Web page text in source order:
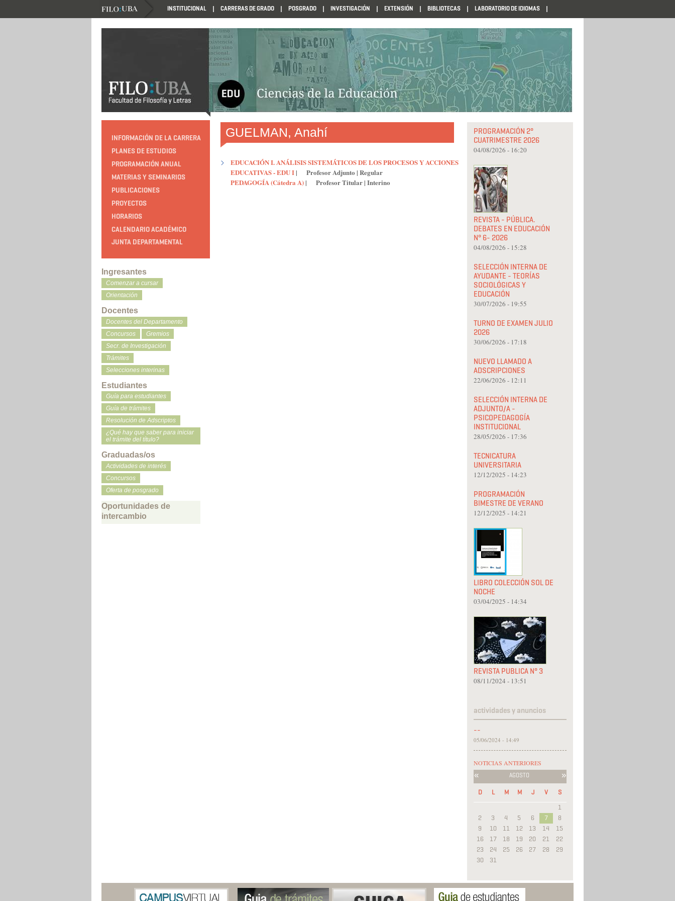
INSTITUCIONAL CARRERAS DE GRADO POSGRADO INVESTIGACIÓN EXTENSIÓN BIBLIOTECAS LABORATORIO DE IDIOMAS
HTTP://EDUCACION.FILO.UBA.AR/PROGRAMACION1985
INFORMACIÓN DE LA CARRERA
PLANES DE ESTUDIOS
PROGRAMACIÓN ANUAL
MATERIAS Y SEMINARIOS
PUBLICACIONES
PROYECTOS
HORARIOS
CALENDARIO ACADÉMICO
JUNTA DEPARTAMENTAL
Ingresantes
Comenzar a cursar
Orientación
Docentes
Docentes del Departamento
Concursos
Gremios
Secr. de Investigación
Trámites
Selecciones interinas
Estudiantes
Guía para estudiantes
Guía de trámites
Resolución de Adscriptos
¿Qué hay que saber para iniciar
el trámite del título?
Graduadas/os
Actividades de interés
Concursos
Oferta de posgrado
Oportunidades de
intercambio
PROGRAMACIÓN 2°
CUATRIMESTRE 2026
04/08/2026 - 16:20
REVISTA - PÚBLICA.
DEBATES EN EDUCACIÓN
N° 6- 2026
04/08/2026 - 15:28
SELECCIÓN INTERNA DE
AYUDANTE - TEORÍAS
SOCIOLÓGICAS Y
EDUCACIÓN
30/07/2026 - 19:55
TURNO DE EXAMEN JULIO
2026
30/06/2026 - 17:18
NUEVO LLAMADO A
ADSCRIPCIONES
22/06/2026 - 12:11
SELECCIÓN INTERNA DE
ADJUNTO/A -
PSICOPEDAGOGÍA
INSTITUCIONAL
28/05/2026 - 17:36
TECNICATURA
UNIVERSITARIA
12/12/2025 - 14:23
PROGRAMACIÓN
BIMESTRE DE VERANO
12/12/2025 - 14:21
LIBRO COLECCIÓN SOL DE
NOCHE
03/04/2025 - 14:34
REVISTA PUBLICA N° 3
08/11/2024 - 13:51
actividades y anuncios
--
05/06/2024 - 14:49
NOTICIAS ANTERIORES
« AGOSTO »
D L M M J V
S
1
2
3 4 5 6 7
8
9
10 11 12 13 14
15
16
17 18 19 20 21
22
23
24 25 26 27 28
29
30
31
GUELMAN, Anahí
EDUCACIÓN I. ANÁLISIS SISTEMÁTICOS DE LOS PROCESOS Y ACCIONES
EDUCATIVAS - EDU I| Profesor Adjunto | Regular
PEDAGOGÍA (Cátedra A)| Profesor Titular| Interino